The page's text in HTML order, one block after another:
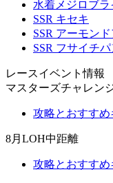
水着メジロブラ
SSR キセキ
SSR アーモンド
SSR フサイチ
レースイベント情報
マスターズチャレン
攻略とおすすめ
8月LOH中距離
攻略とおすすめ